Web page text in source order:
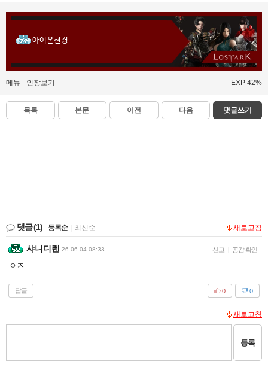
아이온현경
메뉴 인장보기 EXP 42%
목록 본문 이전 다음 댓글쓰기
댓글(1) 등록순 최신순 새로고침
샤니디렌 26-06-04 08:33 신고 | 공감 확인
ㅇㅈ
답글 0
0
새로고침
등록